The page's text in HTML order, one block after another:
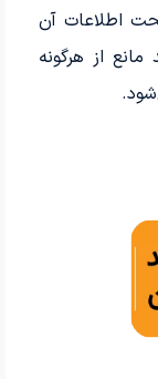
اطلاعات آن
از هرگونه